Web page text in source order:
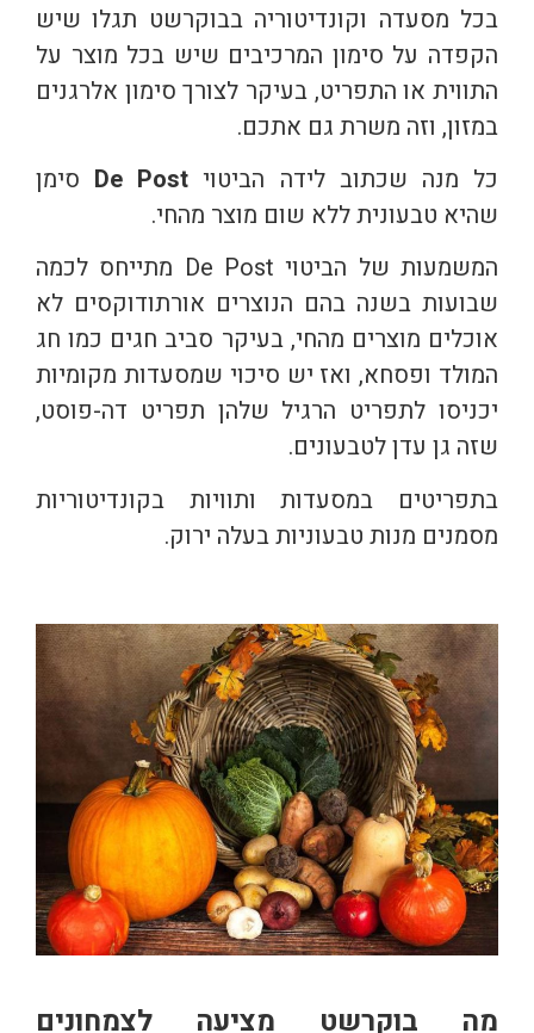
בכל מסעדה וקונדיטוריה בבוקרשט תגלו שיש
הקפדה על סימון המרכיבים שיש בכל מוצר על
התווית או התפריט, בעיקר לצורך סימון אלרגנים
במזון, וזה משרת גם אתכם.
כל מנה שכתוב לידה הביטוי De Post סימן
שהיא טבעונית ללא שום מוצר מהחי.
המשמעות של הביטוי De Post מתייחס לכמה
שבועות בשנה בהם הנוצרים אורתודוקסים לא
אוכלים מוצרים מהחי, בעיקר סביב חגים כמו חג
המולד ופסחא, ואז יש סיכוי שמסעדות מקומיות
יכניסו לתפריט הרגיל שלהן תפריט דה-פוסט,
שזה גן עדן לטבעונים.
בתפריטים במסעדות ותוויות בקונדיטוריות
מסמנים מנות טבעוניות בעלה ירוק.
מה בוקרשט מציעה לצמחונים